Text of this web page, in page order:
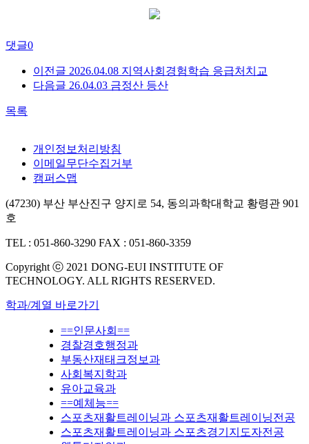
댓글0
이전글 2026.04.08 지역사회경험학습 응급처치교
다음글 26.04.03 금정산 등산
목록
개인정보처리방침
이메일무단수집거부
캠퍼스맵
(47230) 부산 부산진구 양지로 54, 동의과학대학교 황령관 901
호
TEL : 051-860-3290 FAX : 051-860-3359
Copyright ⓒ 2021 DONG-EUI INSTITUTE OF
TECHNOLOGY. ALL RIGHTS RESERVED.
학과/계열 바로가기
==인문사회==
경찰경호행정과
부동산재태크정보과
사회복지학과
유아교육과
==예체능==
스포츠재활트레이닝과 스포츠재활트레이닝전공
스포츠재활트레이닝과 스포츠경기지도자전공